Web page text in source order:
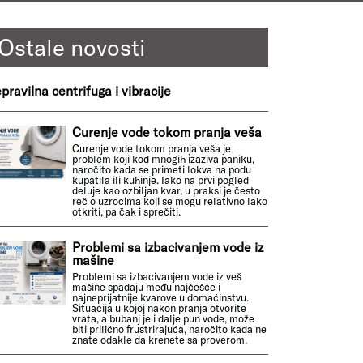
novosti
centrifuga i vibracije
Curenje vode tokom pranja veša
Curenje vode tokom pranja veša je
problem koji kod mnogih izaziva paniku,
naročito kada se primeti lokva na podu
kupatila ili kuhinje. Iako na prvi pogled
deluje kao ozbiljan kvar, u praksi je često
reč o uzrocima koji se mogu relativno lako
otkriti, pa čak i sprečiti.
Problemi sa izbacivanjem vode iz
mašine
Problemi sa izbacivanjem vode iz veš
mašine spadaju među najčešće i
najneprijatnije kvarove u domaćinstvu.
Situacija u kojoj nakon pranja otvorite
vrata, a bubanj je i dalje pun vode, može
biti prilično frustrirajuća, naročito kada ne
znate odakle da krenete sa proverom.